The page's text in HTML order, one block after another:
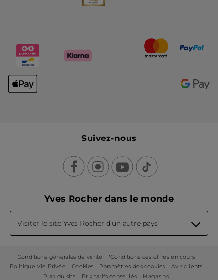
Suivez-nous
Yves Rocher dans le monde
Visiter le site Yves Rocher d'un autre pays
Conditions générales de vente
*Conditions des offres en cours
Politique Vie Privée
Cookies Paramètres des cookies
Avis clients
Plan du site
Prix tarifs conseillés Magasins